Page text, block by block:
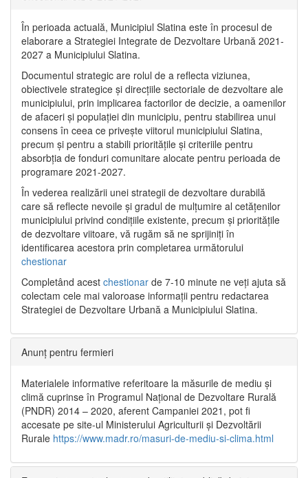
În perioada actuală, Municipiul Slatina este în procesul de
elaborare a Strategiei Integrate de Dezvoltare Urbană 2021‐
2027 a Municipiului Slatina.
Documentul strategic are rolul de a reflecta viziunea,
obiectivele strategice și direcțiile sectoriale de dezvoltare ale
municipiului, prin implicarea factorilor de decizie, a oamenilor
de afaceri și populației din municipiu, pentru stabilirea unui
consens în ceea ce privește viitorul municipiului Slatina,
precum și pentru a stabili prioritățile și criteriile pentru
absorbția de fonduri comunitare alocate pentru perioada de
programare 2021-2027.
În vederea realizării unei strategii de dezvoltare durabilă
care să reflecte nevoile și gradul de mulțumire al cetățenilor
municipiului privind condițiile existente, precum și prioritățile
de dezvoltare viitoare, vă rugăm să ne sprijiniți în
identificarea acestora prin completarea următorului
chestionar
Completând acest chestionar de 7-10 minute ne veți ajuta să
colectam cele mai valoroase informații pentru redactarea
Strategiei de Dezvoltare Urbană a Municipiului Slatina.
Anunț pentru fermieri
Materialele informative referitoare la măsurile de mediu și
climă cuprinse în Programul Național de Dezvoltare Rurală
(PNDR) 2014 – 2020, aferent Campaniei 2021, pot fi
accesate pe site-ul Ministerului Agriculturii și Dezvoltării
Rurale https://www.madr.ro/masuri-de-mediu-si-clima.html